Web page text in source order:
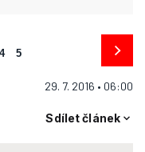
4 5
29. 7. 2016 • 06:00
Sdílet článek